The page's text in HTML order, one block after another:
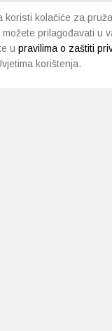
koristi kolačiće za
prilagođavati u
u pravilima o zaštiti
korištenja.